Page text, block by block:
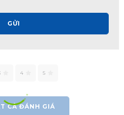
GỬI
4 5
CẢ ĐÁNH GIÁ